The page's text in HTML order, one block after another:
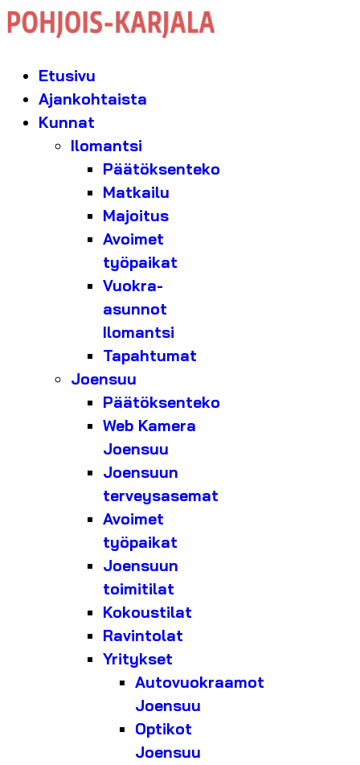
Etusivu
Ajankohtaista
Kunnat
Ilomantsi
Päätöksenteko
Matkailu
Majoitus
Avoimet
työpaikat
Vuokra-
asunnot
Ilomantsi
Tapahtumat
Joensuu
Päätöksenteko
Web Kamera
Joensuu
Joensuun
terveysasemat
Avoimet
työpaikat
Joensuun
toimitilat
Kokoustilat
Ravintolat
Yritykset
Autovuokraamot
Joensuu
Optikot
Joensuu